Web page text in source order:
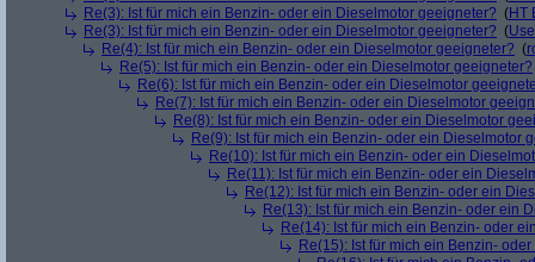
Re(3): Ist für mich ein Benzin- oder ein Dieselmotor geeigneter? (HT
Re(3): Ist für mich ein Benzin- oder ein Dieselmotor geeigneter? (
Re(4): Ist für mich ein Benzin- oder ein Dieselmotor geeigneter? (
Re(5): Ist für mich ein Benzin- oder ein Dieselmotor geeigneter?
Re(6): Ist für mich ein Benzin- oder ein Dieselmotor
Re(7): Ist für mich ein Benzin- oder ein Dieselmotor
Re(8): Ist für mich ein Benzin- oder ein Dieselmotor
Re(9): Ist für mich ein Benzin- oder ein Dieselmotor
Re(10): Ist für mich ein Benzin- oder ein
Re(11): Ist für mich ein Benzin- oder ein
Re(12): Ist für mich ein Benzin- oder ein
Re(13): Ist für mich ein Benzin- oder ein
Re(14): Ist für mich ein Benzin- oder
Re(15): Ist für mich ein Benzin-